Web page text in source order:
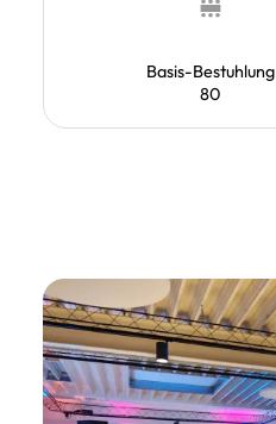
Basis-Bestuhlung
80